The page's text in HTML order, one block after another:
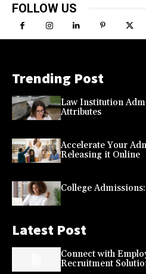
FOLLOW US
Trending Post
Law Institution
Attributes
Accelerate Your
Releasing it Online
College
Latest Post
Connect with
Recruitment